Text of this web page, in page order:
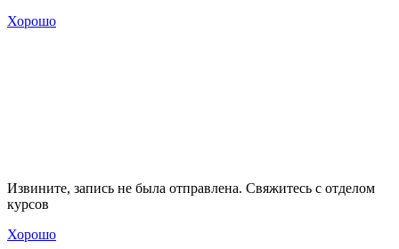
Хорошо
Извините, запись не была отправлена. Свяжитесь с отделом
курсов
Хорошо